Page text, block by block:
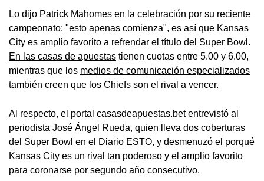
Lo dijo Patrick Mahomes en la celebración por su reciente
campeonato: "esto apenas comienza", es así que Kansas
City es amplio favorito a refrendar el título del Super Bowl.
En las casas de apuestas tienen cuotas entre 5.00 y 6.00,
mientras que los medios de comunicación especializados
también creen que los Chiefs son el rival a vencer.
Al respecto, el portal casasdeapuestas.bet entrevistó al
periodista José Ángel Rueda, quien lleva dos coberturas
del Super Bowl en el Diario ESTO, y desmenuzó el porqué
Kansas City es un rival tan poderoso y el amplio favorito
para coronarse por segundo año consecutivo.